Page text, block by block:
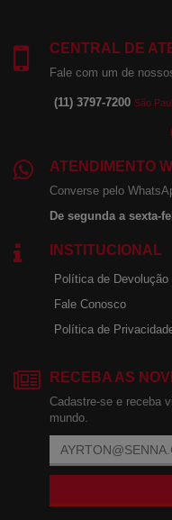
CENTRAL DE
Fale com um de
(11) 3797-7200 São
ATENDIMENTO
Converse pelo
De segunda a sexta-
INSTITUCIONAL
Política de Devolução
Fale Conosco
Política de
RECEBA AS
Cadastre-se e receba
mundo.